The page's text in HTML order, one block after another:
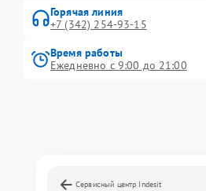
Горячая линия
+7 (342) 254-93-15
Время работы
Ежедневно с 9:00 до 21:00
Сервисный центр Indesit